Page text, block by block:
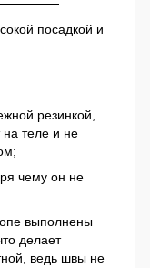
посадкой и
резинкой,
теле и не
чему он не
выполнены
делает
ведь швы не